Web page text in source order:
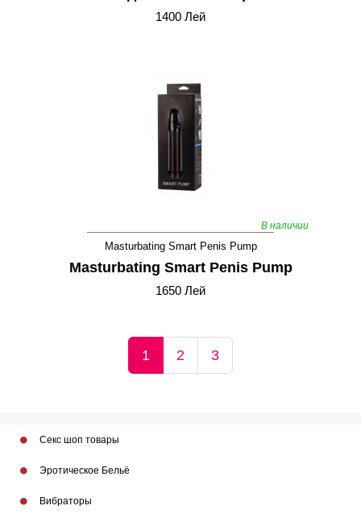
1400 Лей
В наличии
Masturbating Smart Penis Pump
Masturbating Smart Penis Pump
1650 Лей
1 2 3
Секс шоп товары
Эротическое Бельё
Вибраторы